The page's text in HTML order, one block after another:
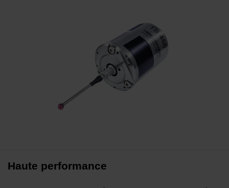
Haute performance